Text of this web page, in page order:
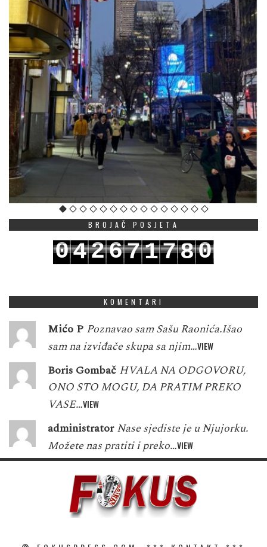
BROJAČ POSJETA
042671780
KOMENTARI
Mićo P Poznavao sam Sašu Raonića.Išao
sam na izviđače skupa sa njim…VIEW
Boris Gombač HVALA NA ODGOVORU,
ONO STO MOGU, DA PRATIM PREKO
VASE…VIEW
administrator Nase sjediste je u Njujorku.
Možete nas pratiti i preko…VIEW